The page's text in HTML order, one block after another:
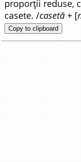
proporții reduse,
casete. /casetă + [
Copy to clipboard